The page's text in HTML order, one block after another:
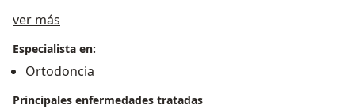
ver más
Especialista en:
Ortodoncia
Principales enfermedades tratadas